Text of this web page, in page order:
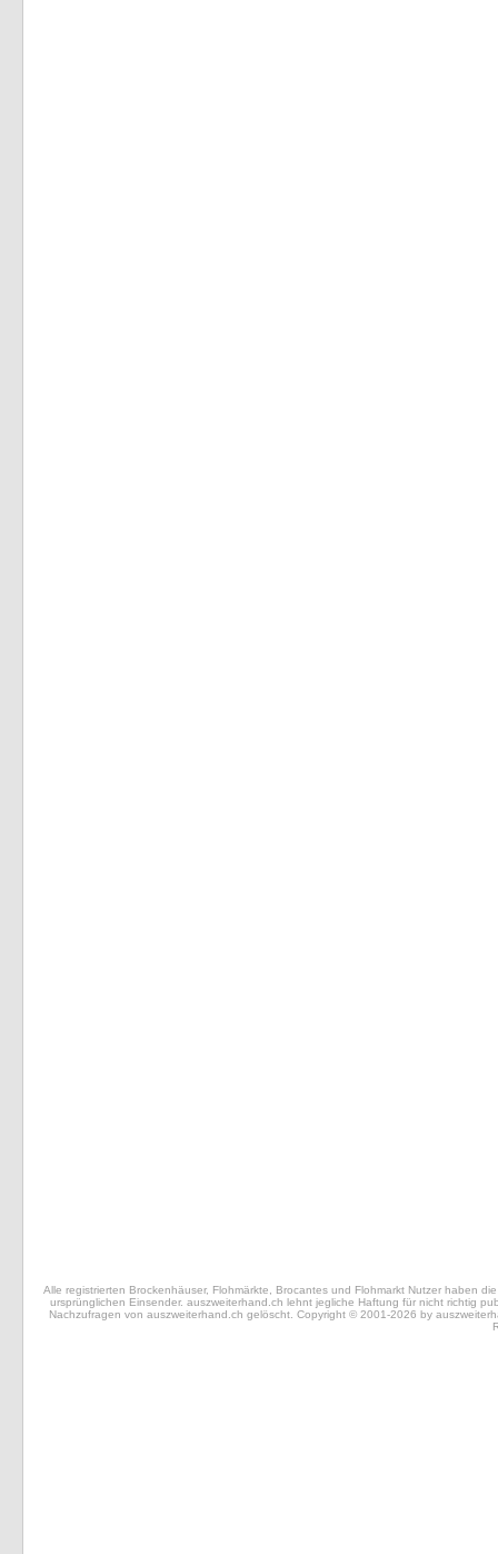
Alle registrierten Brockenhäuser, Flohmärkte, Brocantes und Flohmarkt Nutzer haben
ursprünglichen Einsender. auszweiterhand.ch lehnt jegliche Haftung für nicht richtig
Nachzufragen von auszweiterhand.ch gelöscht. Copyright © 2001-2026 by